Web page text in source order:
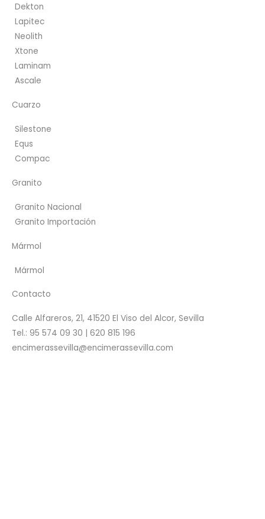
Dekton
Lapitec
Neolith
Xtone
Laminam
Ascale
Cuarzo
Silestone
Equs
Compac
Granito
Granito Nacional
Granito Importación
Mármol
Mármol
Contacto
Calle Alfareros, 21, 41520 El Viso del Alcor, Sevilla
Tel.: 95 574 09 30 | 620 815 196
encimerassevilla@encimerassevilla.com